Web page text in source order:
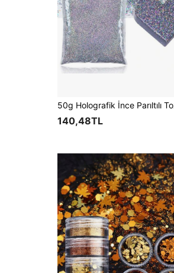
140,48TL